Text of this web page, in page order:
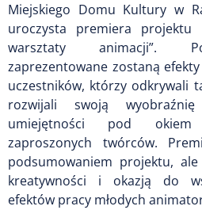
Miejskiego Domu Kultury w
uroczysta premiera projektu
warsztaty animacji”.
zaprezentowane zostaną
uczestników, którzy odkrywali
rozwijali swoją
umiejętności pod
zaproszonych twórców.
podsumowaniem projektu,
kreatywności i okazją do
efektów pracy młodych